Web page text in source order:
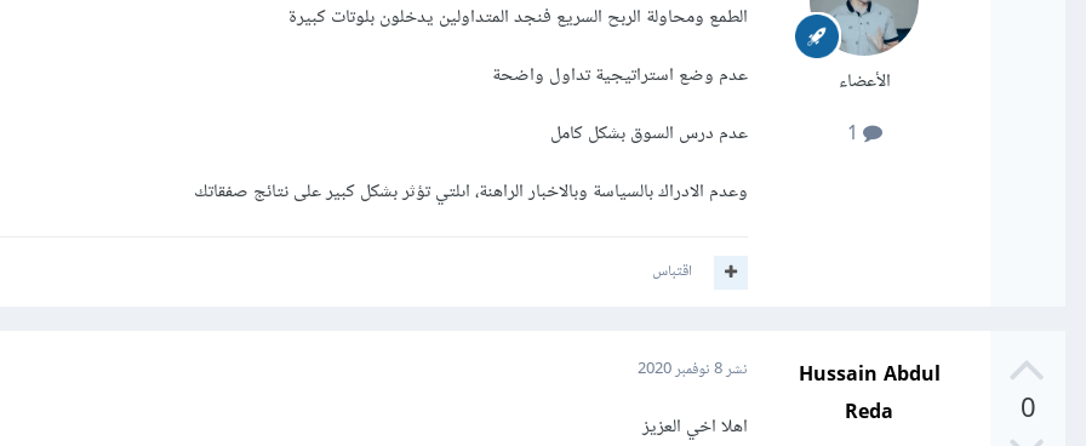
الأعضاء
الطمع ومحاولة الربح السريع فنجد المتداولين يدخلون بلوتات كبيرة
عدم وضع استراتيجية تداول واضحة
عدم درس السوق بشكل كامل
وعدم الادراك بالسياسة وبالاخبار الراهنة، اىلتي تؤثر بشكل كبير على نتائج صفقاتك
اقتباس
0
Hussain Abdul
Reda
نشر8 نوفمبر 2020
اهلا اخي العزيز